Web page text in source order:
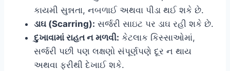
કાયમી સુન્નતા, નબળાઈ અથવા પીડા થઈ શકે છે.
ડાઘ (Scarring): સર્જરી સાઇટ પર ડાઘ રહી શકે છે.
દુખાવામાં રાહત ન મળવી: કેટલાક કિસ્સાઓમાં,
સર્જરી પછી પણ લક્ષણો સંપૂર્ણપણે દૂર ન થાય
અથવા ફરીથી દેખાઈ શકે.